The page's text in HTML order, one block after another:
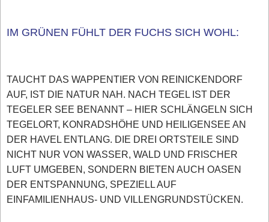
IM GRÜNEN FÜHLT DER FUCHS SICH WOHL:
TAUCHT DAS WAPPENTIER VON REINICKENDORF
AUF, IST DIE NATUR NAH. NACH TEGEL IST DER
TEGELER SEE BENANNT – HIER SCHLÄNGELN SICH
TEGELORT, KONRADSHÖHE UND HEILIGENSEE AN
DER HAVEL ENTLANG. DIE DREI ORTSTEILE SIND
NICHT NUR VON WASSER, WALD UND FRISCHER
LUFT UMGEBEN, SONDERN BIETEN AUCH OASEN
DER ENTSPANNUNG, SPEZIELL AUF
EINFAMILIENHAUS- UND VILLENGRUNDSTÜCKEN.